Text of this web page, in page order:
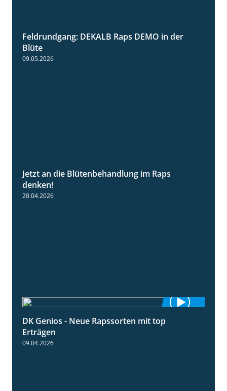
2:37
Feldrundgang: DEKALB Raps DEMO in der
Blüte
09.05.2026
Jetzt an die Blütenbehandlung im Raps
denken!
20.04.2026
DK Genios - Neue Rapssorten mit top
Erträgen
09.04.2026